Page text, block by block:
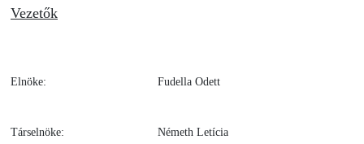
Vezetők
Elnöke: Fudella Odett
Társelnöke: Németh Letícia